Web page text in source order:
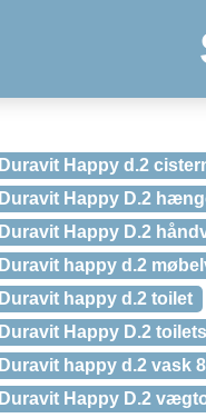
Duravit Happy d.2
Duravit Happy D.2
Duravit Happy D.2
Duravit happy d.2
Duravit happy d.2 toilet
Duravit Happy D.2
Duravit happy d.2 vask
Duravit Happy D.2